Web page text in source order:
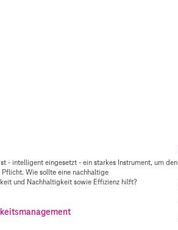
- intelligent eingesetzt - ein starkes Instrument, um den
Wie sollte eine nachhaltige
und Nachhaltigkeit sowie Effizienz hilft?